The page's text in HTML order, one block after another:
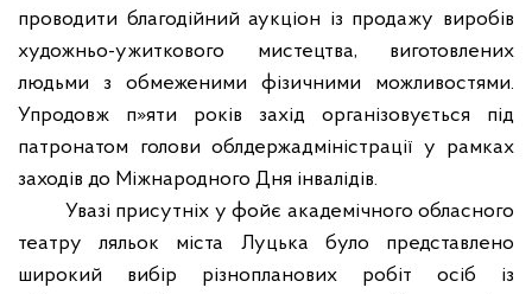
проводити благодійний аукціон із продажу виробів
художньо-ужиткового мистецтва, виготовлених
людьми з обмеженими фізичними можливостями.
Упродовж п»яти років захід організовується під
патронатом голови облдержадміністрації у рамках
заходів до Міжнародного Дня інвалідів.
Увазі присутніх у фойє академічного обласного
театру ляльок міста Луцька було представлено
широкий вибір різнопланових робіт осіб із